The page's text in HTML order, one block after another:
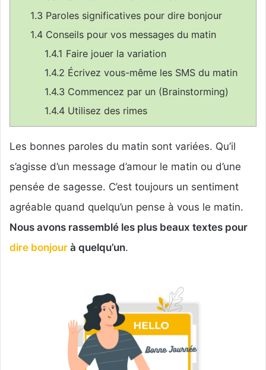
1.3 Paroles significatives pour dire bonjour
1.4 Conseils pour vos messages du matin
1.4.1 Faire jouer la variation
1.4.2 Écrivez vous-même les SMS du matin
1.4.3 Commencez par un (Brainstorming)
1.4.4 Utilisez des rimes
Les bonnes paroles du matin sont variées. Qu’il
s’agisse d’un message d’amour le matin ou d’une
pensée de sagesse. C’est toujours un sentiment
agréable quand quelqu’un pense à vous le matin.
Nous avons rassemblé les plus beaux textes pour
dire bonjour à quelqu’un.